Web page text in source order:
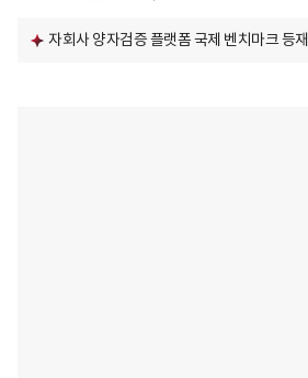
자회사 양자검증 플랫폼 국제 벤치마크 등재